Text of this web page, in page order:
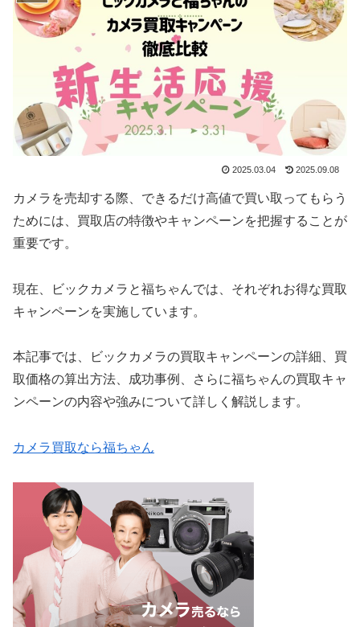
2025.03.04 2025.09.08
カメラを売却する際、できるだけ高値で買い取ってもらう
ためには、買取店の特徴やキャンペーンを把握することが
重要です。
現在、ビックカメラと福ちゃんでは、それぞれお得な買取
キャンペーンを実施しています。
本記事では、ビックカメラの買取キャンペーンの詳細、買
取価格の算出方法、成功事例、さらに福ちゃんの買取キャ
ンペーンの内容や強みについて詳しく解説します。
カメラ買取なら福ちゃん